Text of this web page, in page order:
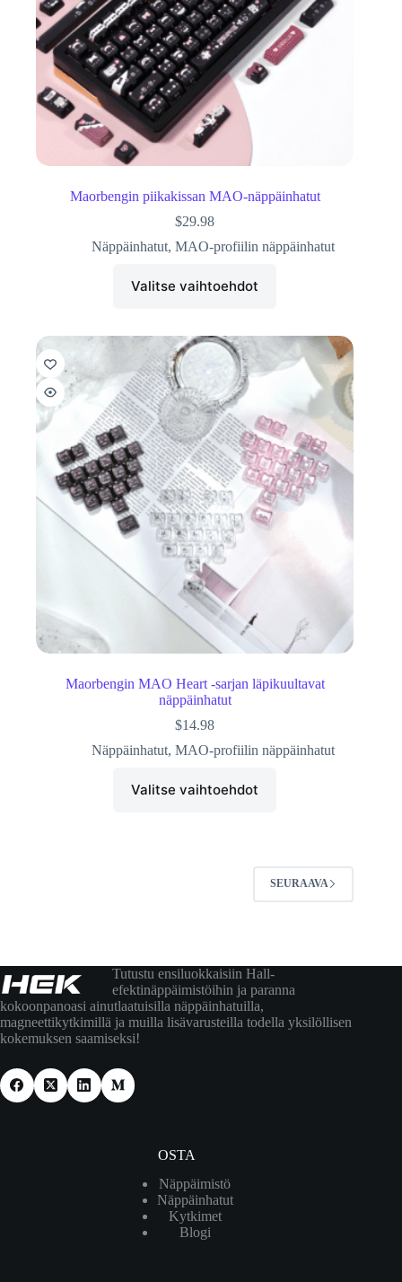
Maorbengin piikakissan MAO-näppäinhatut
$29.98
Näppäinhatut, MAO-profiilin näppäinhatut
Valitse vaihtoehdot
Maorbengin MAO Heart -sarjan läpikuultavat
näppäinhatut
$14.98
Näppäinhatut, MAO-profiilin näppäinhatut
Valitse vaihtoehdot
SEURAAVA
Tutustu ensiluokkaisiin Hall-
efektinäppäimistöihin ja paranna
kokoonpanoasi ainutlaatuisilla näppäinhatuilla,
magneettikytkimillä ja muilla lisävarusteilla todella yksilöllisen
kokemuksen saamiseksi!
OSTA
Näppäimistö
Näppäinhatut
Kytkimet
Blogi